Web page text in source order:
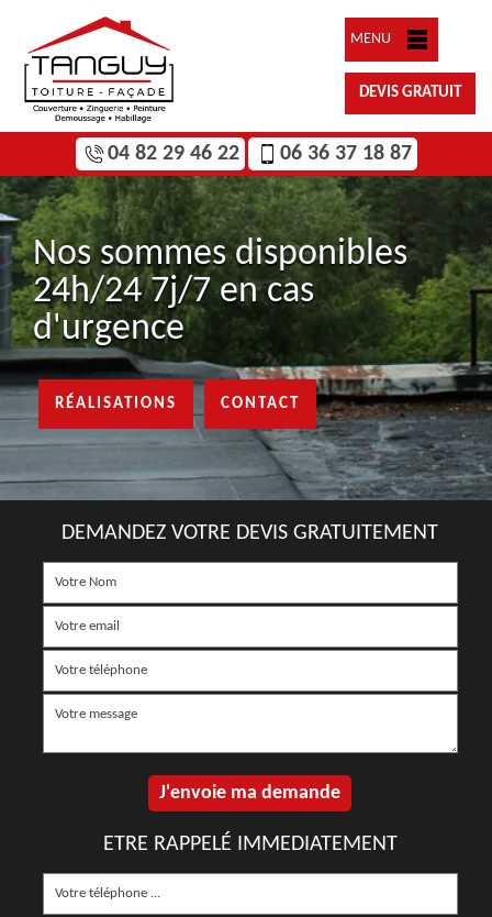
MENU
DEVIS GRATUIT
04 82 29 46 22 06 36 37 18 87
Nos sommes disponibles
24h/24 7j/7 en cas
d'urgence
RÉALISATIONS CONTACT
DEMANDEZ VOTRE DEVIS GRATUITEMENT
ETRE RAPPELÉ IMMEDIATEMENT